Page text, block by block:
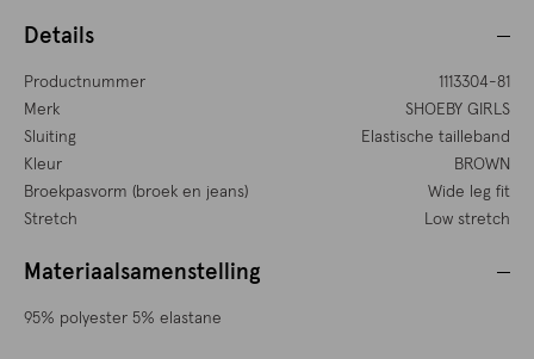
Details
Productnummer
1113304-81
Merk
SHOEBY GIRLS
Sluiting
Elastische tailleband
Kleur
BROWN
Broekpasvorm (broek en jeans)
Wide leg fit
Stretch
Low stretch
Materiaalsamenstelling
95% polyester 5% elastane